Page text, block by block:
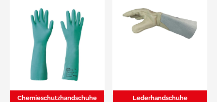
Chemieschutzhandschuhe Lederhandschuhe